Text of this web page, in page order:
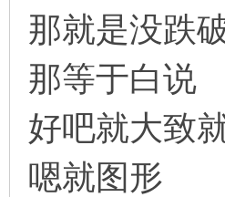
那就是没跌
那等于白说
好吧就大致
嗯就图形